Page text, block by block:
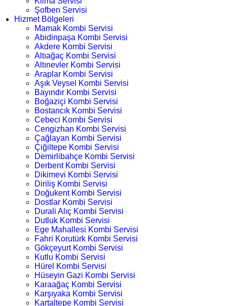
Şofben Servisi
Hizmet Bölgeleri
Mamak Kombi Servisi
Abidinpaşa Kombi Servisi
Akdere Kombi Servisi
Altıağaç Kombi Servisi
Altınevler Kombi Servisi
Araplar Kombi Servisi
Aşık Veysel Kombi Servisi
Bayındır Kombi Servisi
Boğaziçi Kombi Servisi
Bostancık Kombi Servisi
Cebeci Kombi Servisi
Cengizhan Kombi Servisi
Çağlayan Kombi Servisi
Çiğiltepe Kombi Servisi
Demirlibahçe Kombi Servisi
Derbent Kombi Servisi
Dikimevi Kombi Servisi
Diriliş Kombi Servisi
Doğukent Kombi Servisi
Dostlar Kombi Servisi
Durali Alıç Kombi Servisi
Dutluk Kombi Servisi
Ege Mahallesi Kombi Servisi
Fahri Korutürk Kombi Servisi
Gökçeyurt Kombi Servisi
Kutlu Kombi Servisi
Hürel Kombi Servisi
Hüseyin Gazi Kombi Servisi
Karaağaç Kombi Servisi
Karşıyaka Kombi Servisi
Kartaltepe Kombi Servisi